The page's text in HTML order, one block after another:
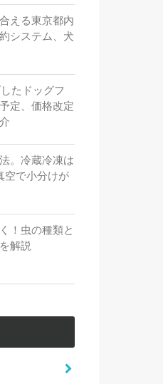
える東京都内
システム、犬
たドッグフ
定、価格改定
。冷蔵冷凍は
空で小分けが
！虫の種類と
解説